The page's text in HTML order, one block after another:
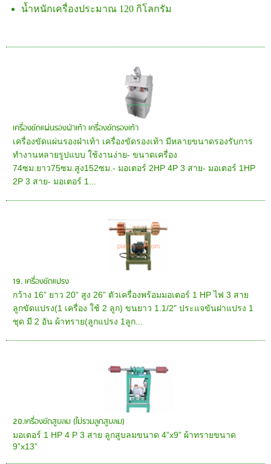
น้ำหนักเครื่องประมาณ 120 กิโลกรัม
เครื่องขัดแผ่นรองฝ่าเท้า เครื่องขัดรองเท้า
เครื่องขัดแผ่นรองฝ่าเท้า เครื่องขัดรองเท้า มีหลายขนาดรองรับการ
ทำงานหลายรูปแบบ ใช้งานง่าย- ขนาดเครื่อง
74ซม.ยาว75ซม.สูง152ซม.- มอเตอร์ 2HP 4P 3 สาย- มอเตอร์ 1HP
2P 3 สาย- มอเตอร์ 1...
19. เครื่องขัดแปรง
กว้าง 16” ยาว 20” สูง 26” ตัวเครื่องพร้อมมอเตอร์ 1 HP ไฟ 3 สาย
ลูกขัดแปรง(1 เครื่อง ใช้ 2 ลูก) ขนยาว 1.1/2" ประแจขันฝาแปรง 1
ชุด มี 2 อัน ผ้าทราย(ลูกแปรง 1ลูก...
20.เครื่องขัดสูบลม (ไม่รวมลูกสูบลม)
มอเตอร์ 1 HP 4 P 3 สาย ลูกสูบลมขนาด 4”x9” ผ้าทรายขนาด
9”x13”